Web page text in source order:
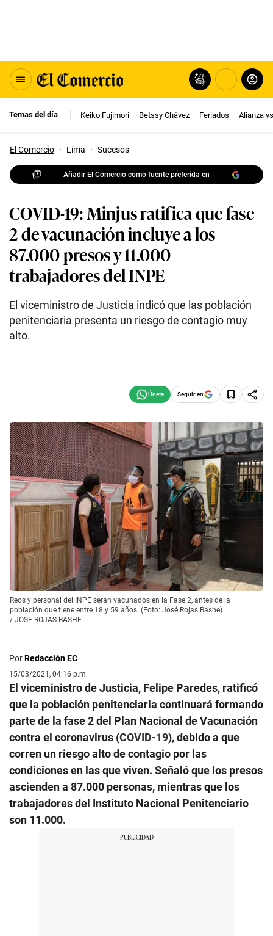
Temas del día Keiko Fujimori Betssy Chávez Feriados Alianza
El Comercio · Lima · Sucesos
Añadir El Comercio como fuente preferida en
COVID-19: Minjus ratifica que fase
2 de vacunación incluye a los
87.000 presos y 11.000
trabajadores del INPE
El viceministro de Justicia indicó que las población
penitenciaria presenta un riesgo de contagio muy
alto.
Seguir en
Reos y personal del INPE serán vacunados en la Fase 2, antes de la
población que tiene entre 18 y 59 años. (Foto: José Rojas Bashe)
/ JOSE ROJAS BASHE
PorRedacción EC
15/03/2021, 04:16 p.m.
El viceministro de Justicia, Felipe Paredes, ratificó
que la población penitenciaria continuará formando
parte de la fase 2 del Plan Nacional de Vacunación
contra el coronavirus (COVID-19), debido a que
corren un riesgo alto de contagio por las
condiciones en las que viven. Señaló que los presos
ascienden a 87.000 personas, mientras que los
trabajadores del Instituto Nacional Penitenciario
son 11.000.